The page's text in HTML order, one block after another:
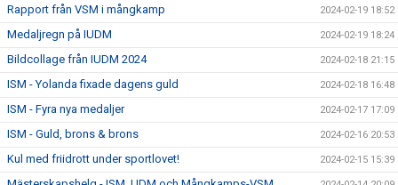
Rapport från VSM i mångkamp 2024-02-19 18:52
Medaljregn på IUDM 2024-02-19 18:24
Bildcollage från IUDM 2024 2024-02-18 21:15
ISM - Yolanda fixade dagens guld 2024-02-18 16:48
ISM - Fyra nya medaljer 2024-02-17 17:09
ISM - Guld, brons & brons 2024-02-16 20:53
Kul med friidrott under sportlovet! 2024-02-15 15:39